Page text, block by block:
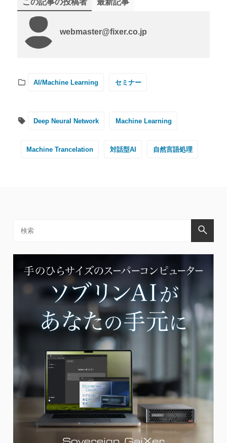
この記事の投稿者 最新記事
webmaster@fixer.co.jp
AI/Machine Learning セミナー
Deep Neural Network Machine Learning
Machine Trancelation 対話型AI 自然言語処理